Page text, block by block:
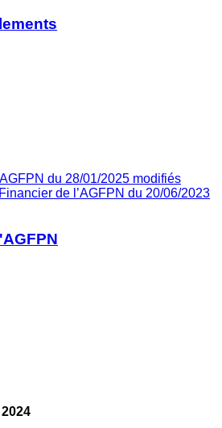
du 28/01/2025 modifiés
de l’AGFPN du 20/06/2023